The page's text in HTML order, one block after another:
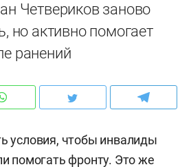
Четвериков заново
но активно помогает
ранений
условия, чтобы инвалиды
помогать фронту. Это же